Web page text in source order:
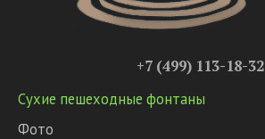
+7 (499) 113-18-32
Сухие пешеходные фонтаны
Фото